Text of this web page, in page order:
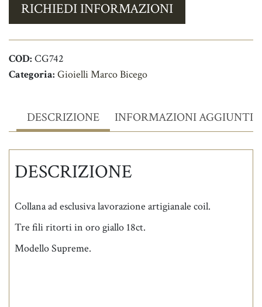
RICHIEDI INFORMAZIONI
COD: CG742
Categoria: Gioielli Marco Bicego
DESCRIZIONE INFORMAZIONI
DESCRIZIONE
Collana ad esclusiva lavorazione artigianale coil.
Tre fili ritorti in oro giallo 18ct.
Modello Supreme.